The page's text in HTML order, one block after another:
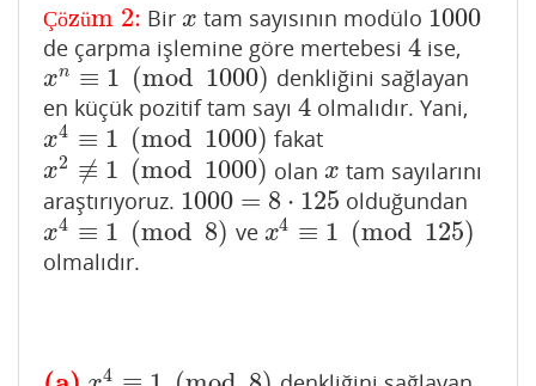
Çözüm 2:
Çözüm 2: Birx
x tam sayısının modülo 1000
1000
de çarpma işlemine göre mertebesi 4
4 ise,
xn ≡ 1 (mod 1000)
xn≡ 1( mod1000
denkliğini sağlayan
en küçük pozitif tam sayı 4
4 olmalıdır. Yani,
x4 ≡ 1 (mod 1000)
x4≡ 1( mod1000 fakat
x2 ≢ 1 (mod 1000)
x2≢1 mod1000 olan x
x tam sayılarını
araştırıyoruz. 1000 = 8 ⋅ 125
1000= 8⋅ 125 olduğundan
x4 ≡ 1 (mod 8)
x4≡ 1( mod8) ve x4 ≡ 1 (mod 125)
x4≡1( mod125)
olmalıdır.
4